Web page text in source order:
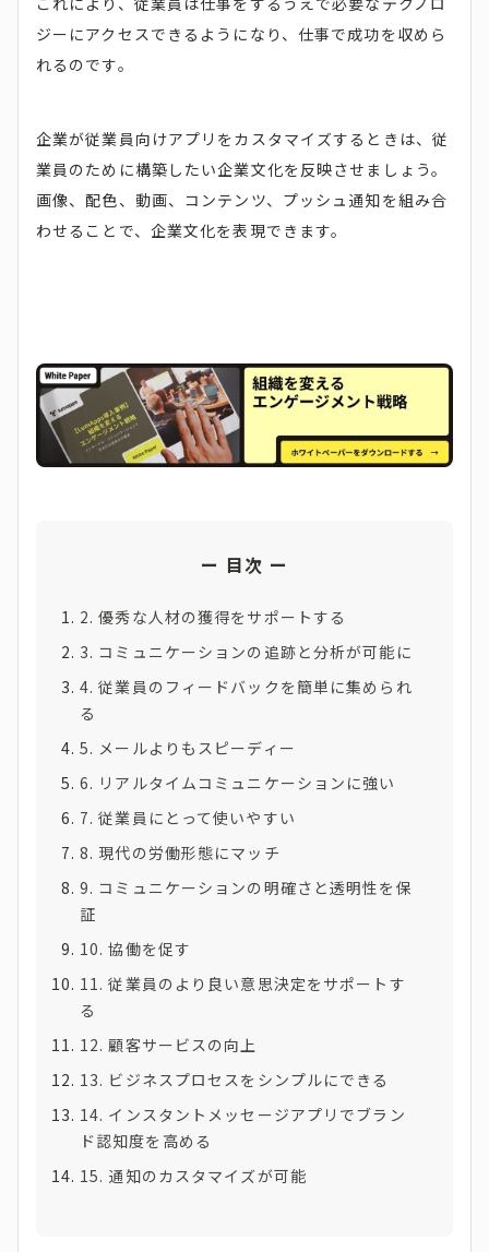
ジーにアクセスできるようになり、仕事で成功を収めら
れるのです。
企業が従業員向けアプリをカスタマイズするときは、従
業員のために構築したい企業文化を反映させましょう。
画像、配色、動画、コンテンツ、プッシュ通知を組み合
わせることで、企業文化を表現できます。
目次
2. 優秀な人材の獲得をサポートする
3. コミュニケーションの追跡と分析が可能に
4. 従業員のフィードバックを簡単に集められ
る
5. メールよりもスピーディー
6. リアルタイムコミュニケーションに強い
7. 従業員にとって使いやすい
8. 現代の労働形態にマッチ
9. コミュニケーションの明確さと透明性を保
証
10. 協働を促す
11. 従業員のより良い意思決定をサポートす
る
12. 顧客サービスの向上
13. ビジネスプロセスをシンプルにできる
14. インスタントメッセージアプリでブラン
ド認知度を高める
15. 通知のカスタマイズが可能